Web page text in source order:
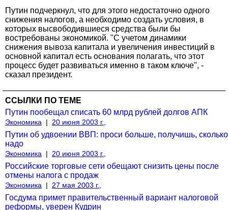
Путин подчеркнул, что для этого недостаточно одного
снижения налогов, а необходимо создать условия, в
которых высвободившиеся средства были бы
востребованы экономикой. "С учетом динамики
снижения вывоза капитала и увеличения инвестиций в
основной капитал есть основания полагать, что этот
процесс будет развиваться именно в таком ключе", -
сказал президент.
ССЫЛКИ ПО ТЕМЕ
Путин пообещал списать 60 млрд рублей долгов АПК
Экономика | 20 июня 2003 г.,
Путин об удвоении ВВП: проси больше, получишь, сколько
надо
Экономика | 20 июня 2003 г.,
Российские торговые сети обещают снизить цены после
отмены налога с продаж
Экономика | 27 мая 2003 г.,
Госдума примет правительственный вариант налоговой
реформы, уверен Кудрин